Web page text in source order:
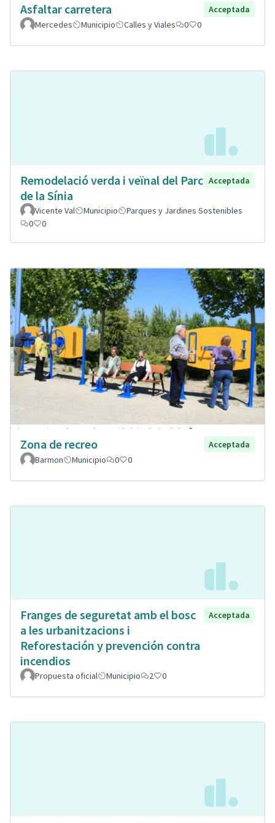
Asfaltar carretera
Acceptada
Mercedes
Municipio Calles y Viales 0 0
Remodelació verda i veïnal del Parc
de la Sínia
Acceptada
Vicente Val Municipio
Parques y Jardines Sostenibles
0
0
Zona de recreo
Acceptada
Barmon
Municipio 0 0
Franges de seguretat amb el bosc
a les urbanitzacions i
Reforestación y prevención contra
incendios
Acceptada
Propuesta oficial Municipio 2 0